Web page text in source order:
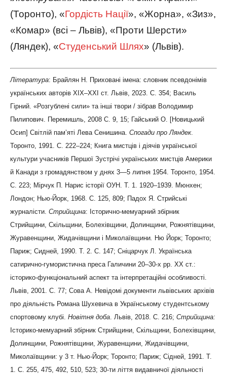
(Торонто), «Гордість Нації», «Жорна», «Зиз»,
«Комар» (всі – Львів), «Проти Шерсти»
(Ляндек), «Студенський Шлях» (Львів).
Література: Брайлян Н. Приховані імена: словник псевдонімів
українських авторів ХІХ–ХХІ ст. Львів, 2023. С. 354; Василь
Гірний. «Розгублені сили» та інші твори / зібрав Володимир
Пилипович. Перемишль, 2008 С. 9, 15; Гайський О. [Новицький
Осип] Світлій пам’яті Лева Сенишина. Спогади про Ляндек.
Торонто, 1991. С. 222–224; Книга мистців і діячів української
культури учасників Першої Зустрічі українських мистців Америки
й Канади з громадянством у днях 3—5 липня 1954. Торонто, 1954.
С. 223; Мірчук П. Нарис історії ОУН. Т. 1. 1920–1939. Мюнхен;
Лондон; Нью-Йорк, 1968. С. 125, 809; Падох Я. Стрийські
журналісти. Стрийщина: Історично-мемуарний збірник
Стрийщини, Скільщини, Болехівщини, Долинщини, Рожнятівщини,
Журавенщини, Жидачівщини і Миколаївщини
Ню Йорк; Торонто;
Париж; Сидней, 1990. Т. 2. С. 147; Сніцарчук Л. Українська
сатирично-гумористична преса Галичини 20–30-х рр. ХХ ст.:
історико-функціональний аспект та інтерпретаційні особливості.
Львів, 2001. С. 77; Сова А. Невідомі документи львівських архівів
про діяльність Романа Шухевича в Українському студентському
спортовому клубі. Новітня доба . Львів, 2018. С. 216; Стрийщина:
Історико-мемуарний збірник Стрийщини, Скільщини, Болехівщини,
Долинщини, Рожнятівщини, Журавенщини, Жидачівщини,
Миколаївщини: у 3 т. Нью-Йорк; Торонто; Париж; Сідней, 1991. Т.
1. С. 255, 475, 492, 510, 523; 30-ти ліття видавничої діяльності